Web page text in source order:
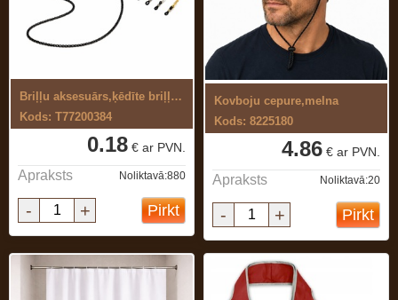
Briļļu aksesuārs,ķēdīte briļļu turētājs ...
Kods: T77200384
0.18 € ar PVN.
Apraksts Noliktavā:880
- + Pirkt
Kovboju cepure,melna
Kods: 8225180
4.86 € ar PVN.
Apraksts Noliktavā:20
- + Pirkt